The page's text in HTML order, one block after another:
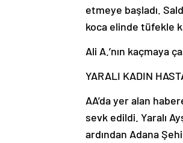
etmeye başladı.
koca elinde tüfekle
Ali A.’nın kaçmaya
YARALI KADIN
AA’da yer alan
sevk edildi. Yaralı
ardından Adana